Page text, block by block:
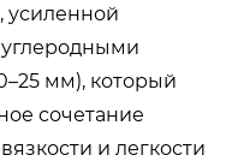
усиленной
мм), который
сочетание
и легкости